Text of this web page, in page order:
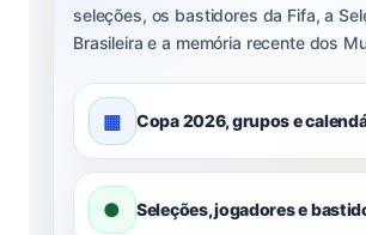
seleções, os bastidores da Fifa, a
Brasileira e a memória recente dos
▦ Copa 2026, grupos e
● Seleções, jogadores e